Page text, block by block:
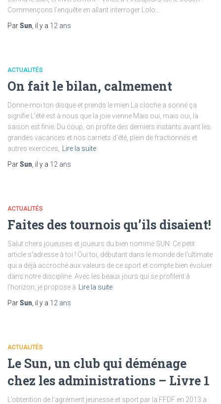
Commençons l’enquête en allant interroger Lolo…
ParSun , il y a 12 ans
ACTUALITÉS
On fait le bilan, calmement
Donne-moi ton disque et prends le mien La cloche a sonné ça
signifie L'été est à nous que la joie vienne Mais oui, mais oui, la
saison est finie. Du coup, on profite des derniers instants avant les
grandes vacances et nos carnets d'été, plein de fractionnés et
autres exercices,
Lire la suite
ParSun , il y a 12 ans
ACTUALITÉS
Faites des tournois qu’ils disaient!
Salut chers joueuses et joueurs du bien nommé SUN. Ce petit
article s'adresse à toi ! Oui toi, débutant dans le monde de l'ultimate
qui a déjà accroché aux valeurs de ce sport et compte bien évoluer
dans notre discipline. Avec les beaux jours qui se profilent à
l'horizon, je propose à
Lire la suite
ParSun , il y a 12 ans
ACTUALITÉS
Le Sun, un club qui déménage
chez les administrations – Livre 1
L’obtention de l’agrément jeunesse et sport par la FFDF en 2013 a